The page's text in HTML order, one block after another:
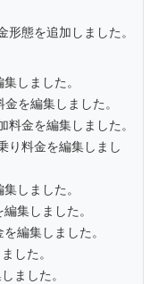
形態を追加しました。
しました。
を編集しました。
料金を編集しました。
り料金を編集しまし
しました。
集しました。
編集しました。
した。
ました。